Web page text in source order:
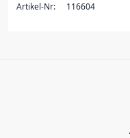
Artikel-Nr: 116604